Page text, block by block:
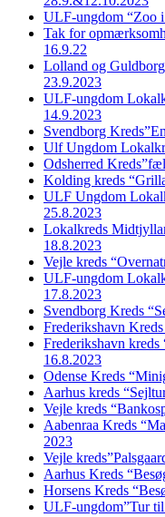
ULF-ungdom “Zoo
Tak for
16.9.22
Lolland og
23.9.2023
ULF-ungdom
14.9.2023
Svendborg
Ulf Ungdom
Odsherred
Kolding kreds
ULF Ungdom
25.8.2023
Lokalkreds
18.8.2023
Vejle kreds
ULF-ungdom
17.8.2023
Svendborg Kreds
Frederikshavn
Frederikshavn
16.8.2023
Odense Kreds
Aarhus kreds
Vejle kreds
Aabenraa Kreds
2023
Vejle
Aarhus Kreds
Horsens Kreds
ULF-ungdom”Tur